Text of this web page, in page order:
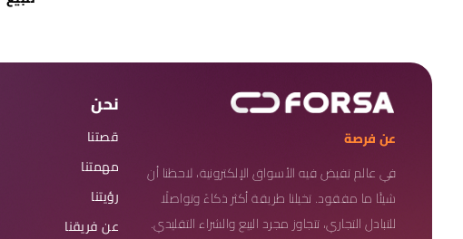
عن فرصة
في عالم تفيض فيه الأسواق الإلكترونية، لاحظنا أن
شيئًا ما مفقود. تخيلنا طريقة أكثر ذكاءً وتواصلًا
للتبادل التجاري، تتجاوز مجرد البيع والشراء التقليدي.
نحن
قصتنا
مهمتنا
رؤيتنا
عن فريقنا